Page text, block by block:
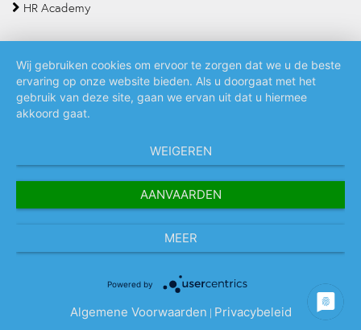
HR Academy
Algemene voorwaarden Privacy policy Cookie statement
Wij gebruiken cookies om ervoor te zorgen dat we u de beste
ervaring op onze website bieden. Als u doorgaat met het
gebruik van deze site, gaan we ervan uit dat u hiermee
akkoord gaat.
WEIGEREN
AANVAARDEN
MEER
Powered by
Algemene Voorwaarden Privacybeleid